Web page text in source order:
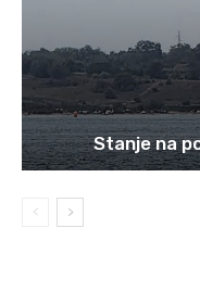
Stanje na